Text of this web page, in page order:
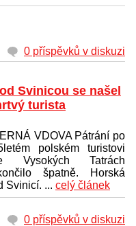
0 příspěvků v diskuzi
Svinicou se našel
turista
VDOVA Pátrání po
polském turistovi
Vysokých Tatrách
špatně. Horská
Svinicí. ... celý článek
0 příspěvků v diskuzi